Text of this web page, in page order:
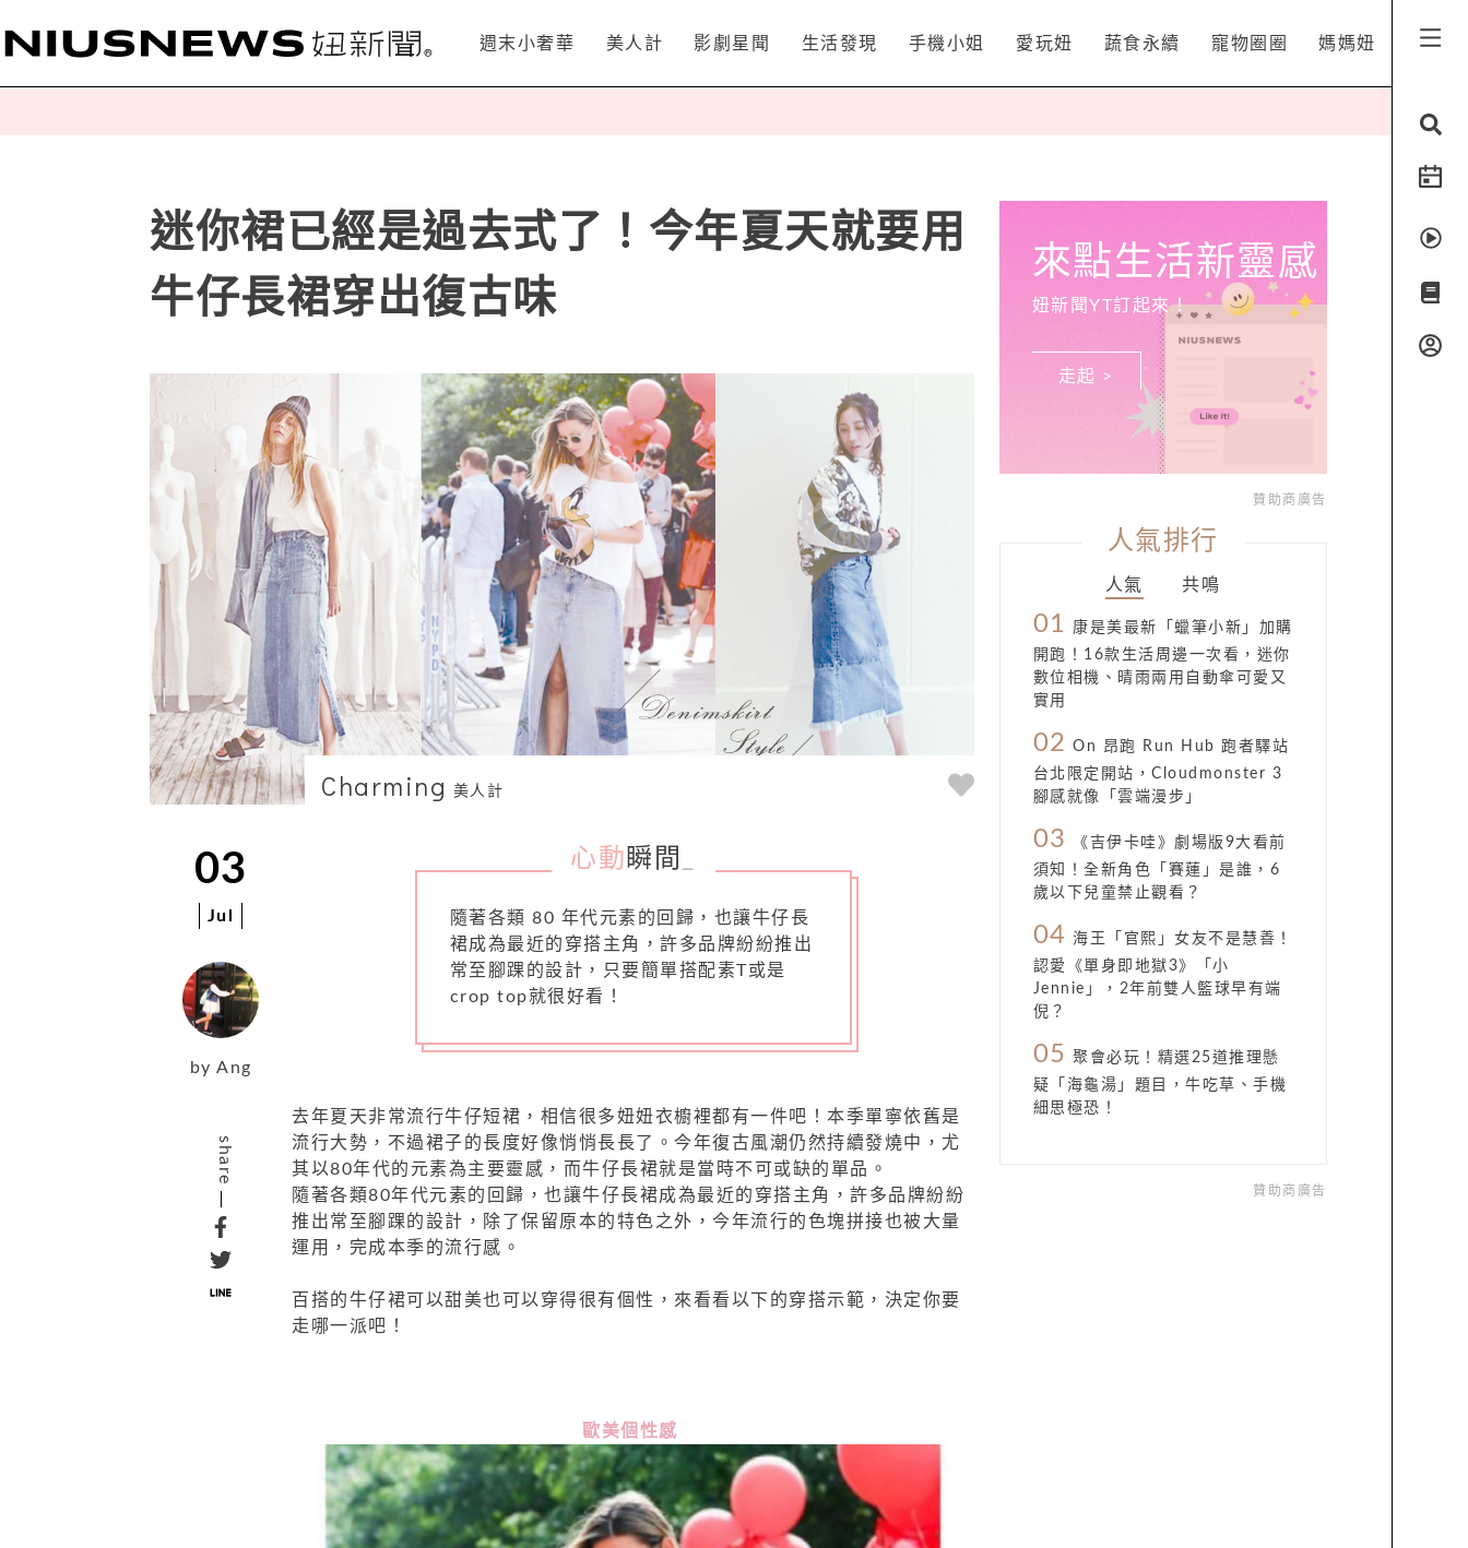
週末小奢華 美人計 影劇星聞 生活發現 手機小姐 愛玩妞 蔬食永續 寵物圈圈 媽媽妞
迷你裙已經是過去式了！今年夏天就要用
牛仔長裙穿出復古味
Charming 美人計
03
Jul
by Ang
share
心動 瞬間
隨著各類 80 年代元素的回歸，也讓牛仔長
裙成為最近的穿搭主角，許多品牌紛紛推出
常至腳踝的設計，只要簡單搭配素T或是
crop top就很好看！
去年夏天非常流行牛仔短裙，相信很多妞妞衣櫥裡都有一件吧！本季單寧依舊是
流行大勢，不過裙子的長度好像悄悄長長了。今年復古風潮仍然持續發燒中，尤
其以80年代的元素為主要靈感，而牛仔長裙就是當時不可或缺的單品。
隨著各類80年代元素的回歸，也讓牛仔長裙成為最近的穿搭主角，許多品牌紛紛
推出常至腳踝的設計，除了保留原本的特色之外，今年流行的色塊拼接也被大量
運用，完成本季的流行感。
百搭的牛仔裙可以甜美也可以穿得很有個性，來看看以下的穿搭示範，決定你要
走哪一派吧！
歐美個性感
來點生活新靈感
妞新聞YT訂起來！
走起 >
贊助商廣告
人氣排行
人氣 共鳴
01
康是美最新「蠟筆小新」加購
開跑！16款生活周邊一次看，迷你
數位相機、晴雨兩用自動傘可愛又
實用
02 On 昂跑 Run Hub 跑者驛站
台北限定開站，Cloudmonster 3
腳感就像「雲端漫步」
03
《吉伊卡哇》劇場版9大看前
須知！全新角色「賽蓮」是誰，6
歲以下兒童禁止觀看？
04 海王「官熙」女友不是慧善！
認愛《單身即地獄3》「小
Jennie」，2年前雙人籃球早有端
倪？
05 聚會必玩！精選25道推理懸
疑「海龜湯」題目，牛吃草、手機
細思極恐！
贊助商廣告